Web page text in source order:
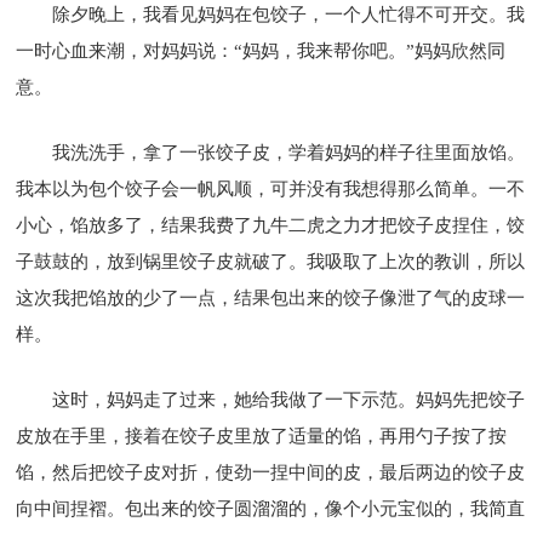
除夕晚上，我看见妈妈在包饺子，一个人忙得不可开交。我
一时心血来潮，对妈妈说：“妈妈，我来帮你吧。”妈妈欣然同
意。
我洗洗手，拿了一张饺子皮，学着妈妈的样子往里面放馅。
我本以为包个饺子会一帆风顺，可并没有我想得那么简单。一不
小心，馅放多了，结果我费了九牛二虎之力才把饺子皮捏住，饺
子鼓鼓的，放到锅里饺子皮就破了。我吸取了上次的教训，所以
这次我把馅放的少了一点，结果包出来的饺子像泄了气的皮球一
样。
这时，妈妈走了过来，她给我做了一下示范。妈妈先把饺子
皮放在手里，接着在饺子皮里放了适量的馅，再用勺子按了按
馅，然后把饺子皮对折，使劲一捏中间的皮，最后两边的饺子皮
向中间捏褶。包出来的饺子圆溜溜的，像个小元宝似的，我简直